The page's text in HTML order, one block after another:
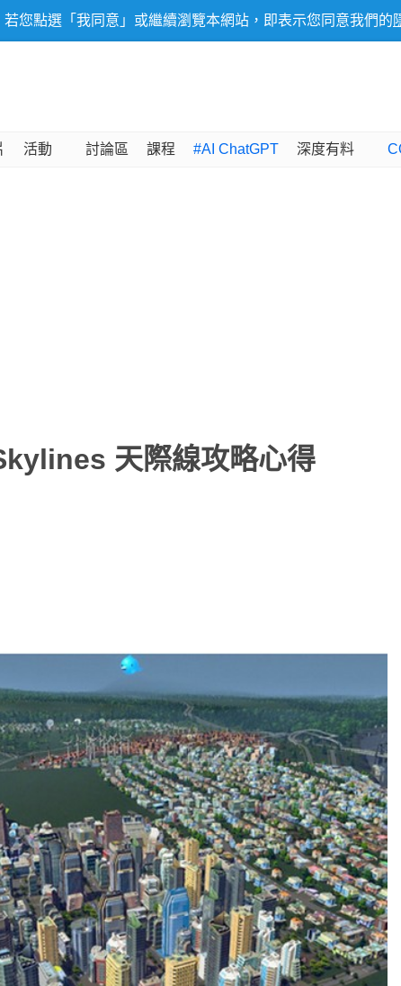
您點選「我同意」或繼續瀏覽本網站，即表示您同意我們的
活動 討論區 課程 #AI ChatGPT 深度有料
天際線攻略心得